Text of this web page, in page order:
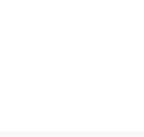
बनाए रखना
कारकों से प्रभावित होती है